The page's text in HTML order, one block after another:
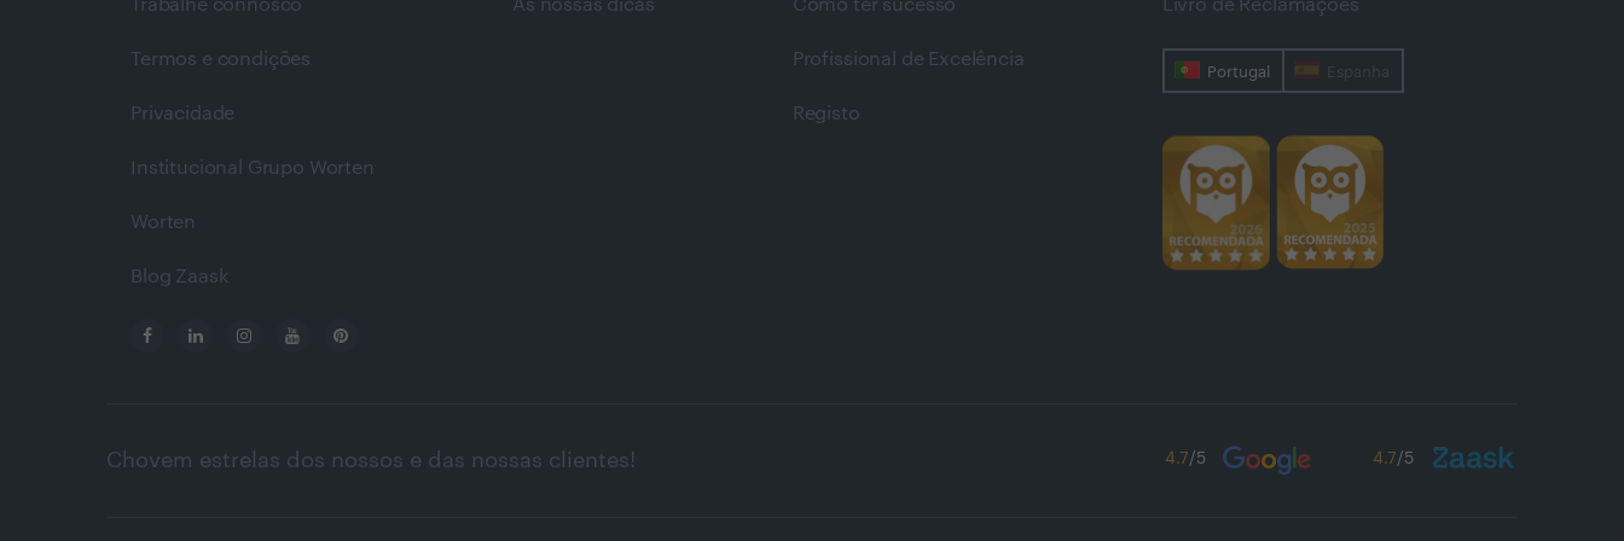
Trabalhe connosco
Termos e condições
Privacidade
Institucional Grupo Worten
Worten
Blog Zaask
As nossas dicas Como ter sucesso
Profissional de Excelência
Registo
Livro de Reclamações
Portugal Espanha
Chovem estrelas dos nossos e das nossas clientes! 4.7/5 4.7/5